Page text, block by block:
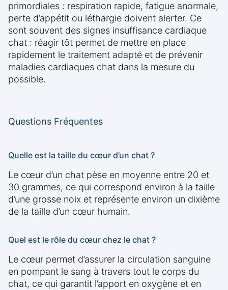
primordiales : respiration rapide, fatigue anormale,
perte d’appétit ou léthargie doivent alerter. Ce
sont souvent des signes insuffisance cardiaque
chat : réagir tôt permet de mettre en place
rapidement le traitement adapté et de prévenir
maladies cardiaques chat dans la mesure du
possible.
Questions Fréquentes
Quelle est la taille du cœur d’un chat ?
Le cœur d’un chat pèse en moyenne entre 20 et
30 grammes, ce qui correspond environ à la taille
d’une grosse noix et représente environ un dixième
de la taille d’un cœur humain.
Quel est le rôle du cœur chez le chat ?
Le cœur permet d’assurer la circulation sanguine
en pompant le sang à travers tout le corps du
chat, ce qui garantit l’apport en oxygène et en